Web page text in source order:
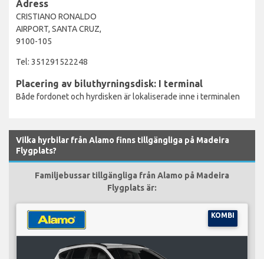
Adress
CRISTIANO RONALDO
AIRPORT, SANTA CRUZ,
9100-105
Tel: 351291522248
Placering av biluthyrningsdisk: I terminal
Både fordonet och hyrdisken är lokaliserade inne i terminalen
Vilka hyrbilar från Alamo finns tillgängliga på Madeira
Flygplats?
Familjebussar tillgängliga från Alamo på Madeira
Flygplats är:
KOMBI